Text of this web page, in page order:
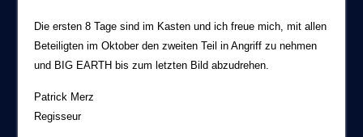
Die ersten 8 Tage sind im Kasten und ich freue mich, mit allen
Beteiligten im Oktober den zweiten Teil in Angriff zu nehmen
und BIG EARTH bis zum letzten Bild abzudrehen.
Patrick Merz
Regisseur